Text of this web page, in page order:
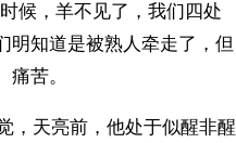
候，羊不见了，我们四处
明知道是被熟人牵走了，但
苦。
，天亮前，他处于似醒非醒